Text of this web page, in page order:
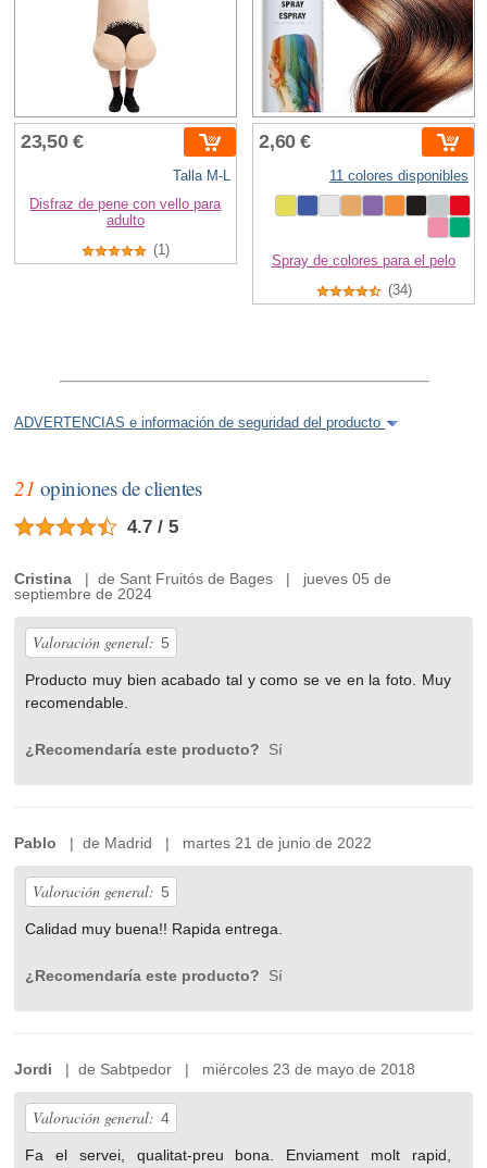
23,50 €
Talla M-L
Disfraz de pene con vello para
adulto
(1)
2,60 €
11 colores disponibles
Spray de colores para el pelo
(34)
ADVERTENCIAS e información de seguridad del producto
21 opiniones de clientes
4.7 / 5
Cristina | de Sant Fruitós de Bages | jueves 05 de
septiembre de 2024
Valoración general: 5
Producto muy bien acabado tal y como se ve en la foto. Muy
recomendable.
¿Recomendaría este producto? Sí
Pablo | de Madrid | martes 21 de junio de 2022
Valoración general: 5
Calidad muy buena!! Rapida entrega.
¿Recomendaría este producto? Sí
Jordi | de Sabtpedor | miércoles 23 de mayo de 2018
Valoración general: 4
Fa el servei, qualitat-preu bona. Enviament molt rapid,